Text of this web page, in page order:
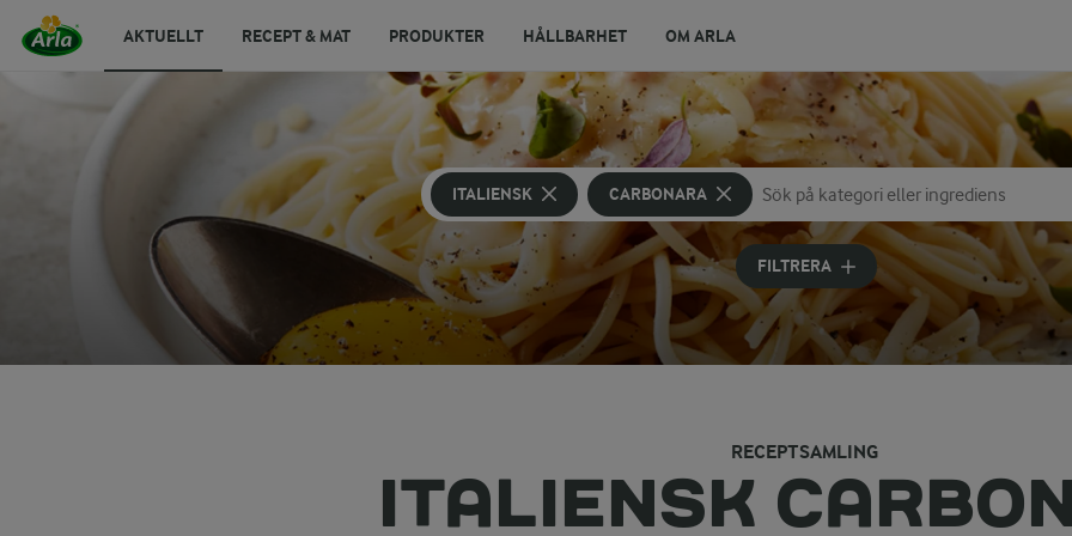
AKTUELLT RECEPT & MAT PRODUKTER HÅLLBARHET OM ARLA
ITALIENSK CARBONARA
Sök på kategori eller ingrediens
Skriv in sökord för att få förslag
FILTRERA
RECEPTSAMLING
ITALIENSK